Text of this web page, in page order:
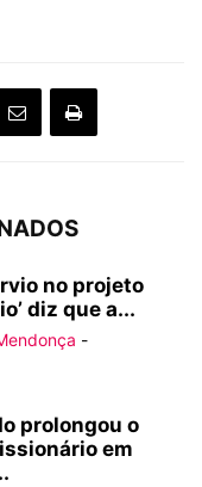
no projeto
diz que a...
-
prolongou o
em